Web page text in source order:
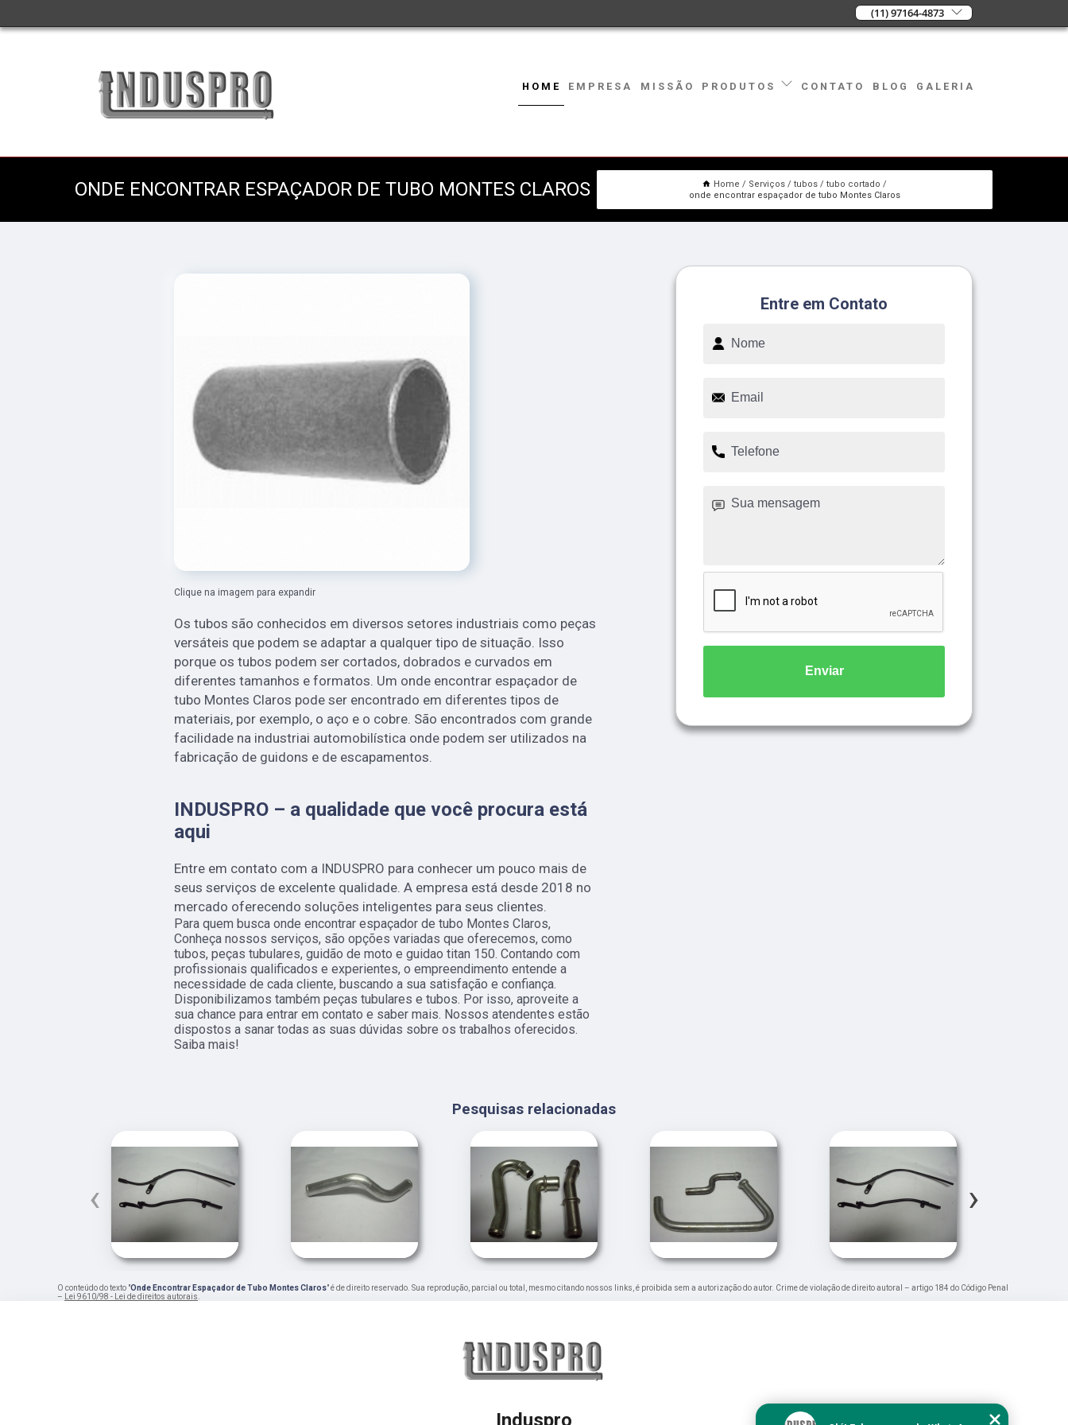
(11) 97164-4873
HOME EMPRESA MISSÃO PRODUTOS CONTATO BLOG GALERIA
ONDE ENCONTRAR ESPAÇADOR DE TUBO MONTES CLAROS Home Serviços tubos
tubo cortado
onde encontrar espaçador de tubo Montes Claros
Clique na imagem para expandir
Os tubos são conhecidos em diversos setores industriais como peças
versáteis que podem se adaptar a qualquer tipo de situação. Isso
porque os tubos podem ser cortados, dobrados e curvados em
diferentes tamanhos e formatos. Um onde encontrar espaçador de
tubo Montes Claros pode ser encontrado em diferentes tipos de
materiais, por exemplo, o aço e o cobre. São encontrados com grande
facilidade na industriai automobilística onde podem ser utilizados na
fabricação de guidons e de escapamentos.
INDUSPRO – a qualidade que você procura está
aqui
Entre em contato com a INDUSPRO para conhecer um pouco mais de
seus serviços de excelente qualidade. A empresa está desde 2018 no
mercado oferecendo soluções inteligentes para seus clientes.
Para quem busca onde encontrar espaçador de tubo Montes Claros,
Conheça nossos serviços, são opções variadas que oferecemos, como
tubos, peças tubulares, guidão de moto e guidao titan 150. Contando com
profissionais qualificados e experientes, o empreendimento entende a
necessidade de cada cliente, buscando a sua satisfação e confiança.
Disponibilizamos também peças tubulares e tubos. Por isso, aproveite a
sua chance para entrar em contato e saber mais. Nossos atendentes estão
dispostos a sanar todas as suas dúvidas sobre os trabalhos oferecidos.
Saiba mais!
Entre em Contato
Enviar
Pesquisas relacionadas
‹ ›
O conteúdo do texto "Onde Encontrar Espaçador de Tubo Montes Claros" é de direito reservado. Sua reprodução, parcial ou total, mesmo citando nossos links, é proibida sem a autorização do autor. Crime de violação de direito autoral – artigo 184 do Código Penal
–
Lei 9610/98 - Lei de direitos autorais
Induspro